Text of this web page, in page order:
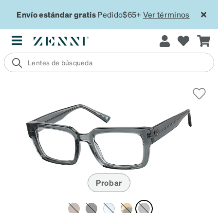
Envío estándar gratisPedido$65+ Ver términos
Probar